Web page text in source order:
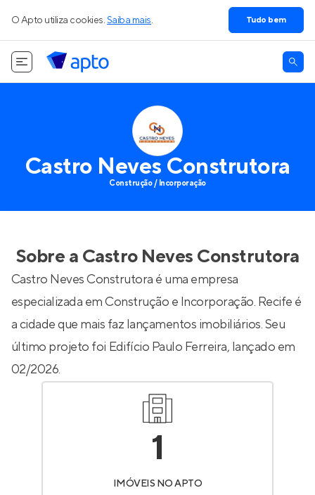
O Apto utiliza cookies. Saiba mais. Tudo bem
Castro Neves Construtora
Construção / Incorporação
Sobre a Castro Neves Construtora
Castro Neves Construtora é uma empresa
especializada em Construção e Incorporação. Recife é
a cidade que mais faz lançamentos imobiliários. Seu
último projeto foi Edifício Paulo Ferreira, lançado em
02/2026.
1
IMÓVEIS NO APTO